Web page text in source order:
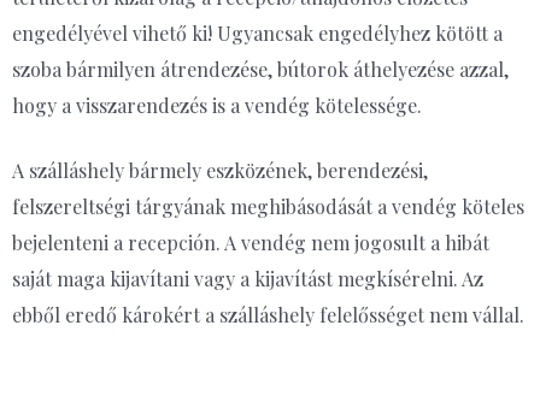
engedélyével vihető ki! Ugyancsak engedélyhez kötött a
szoba bármilyen átrendezése, bútorok áthelyezése azzal,
hogy a visszarendezés is a vendég kötelessége.
A szálláshely bármely eszközének, berendezési,
felszereltségi tárgyának meghibásodását a vendég köteles
bejelenteni a recepción. A vendég nem jogosult a hibát
saját maga kijavítani vagy a kijavítást megkísérelni. Az
ebből eredő károkért a szálláshely felelősséget nem vállal.